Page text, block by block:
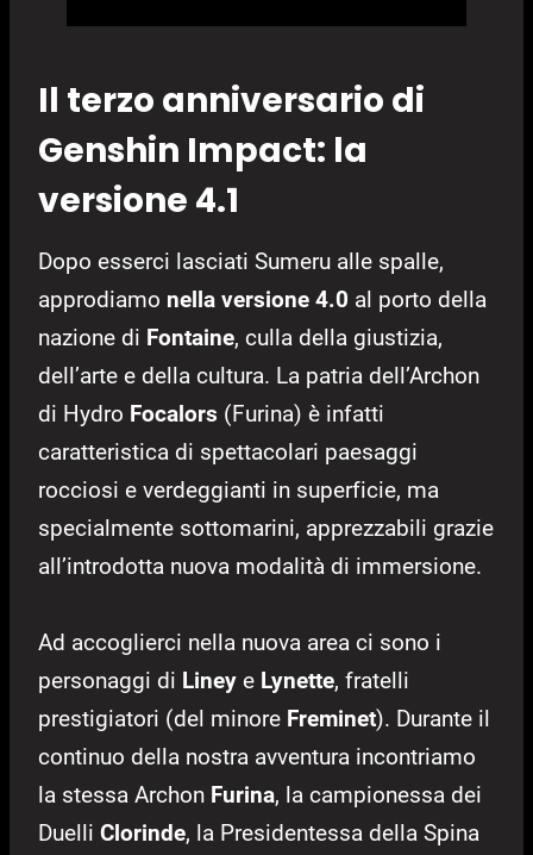
Il terzo anniversario di
Genshin Impact: la
versione 4.1
Dopo esserci lasciati Sumeru alle spalle,
approdiamo nella versione 4.0 al porto della
nazione di Fontaine, culla della giustizia,
dell’arte e della cultura. La patria dell’Archon
di Hydro Focalors (Furina) è infatti
caratteristica di spettacolari paesaggi
rocciosi e verdeggianti in superficie, ma
specialmente sottomarini, apprezzabili grazie
all’introdotta nuova modalità di immersione.
Ad accoglierci nella nuova area ci sono i
personaggi di Liney e Lynette, fratelli
prestigiatori (del minore Freminet). Durante il
continuo della nostra avventura incontriamo
la stessa Archon Furina, la campionessa dei
Duelli Clorinde, la Presidentessa della Spina